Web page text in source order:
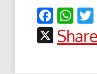
X
Share